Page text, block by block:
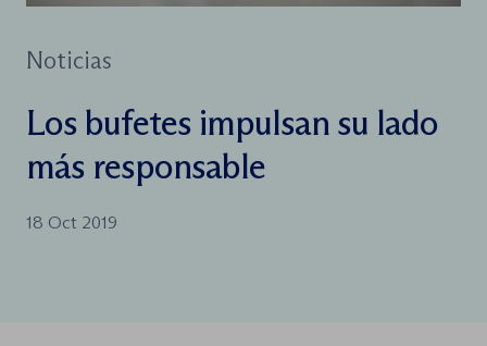
Noticias
Los bufetes impulsan su lado
más responsable
18 Oct 2019